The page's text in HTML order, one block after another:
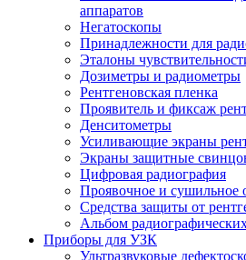
аппаратов
Негатоскопы
Принадлежности для
Эталоны
Дозиметры и радиометры
Рентгеновская пленка
Проявитель и фиксаж
Денситометры
Усиливающие экраны
Экраны защитные
Цифровая радиография
Проявочное и сушильное
Средства защиты от
Альбом
Приборы для УЗК
Ультразвуковые